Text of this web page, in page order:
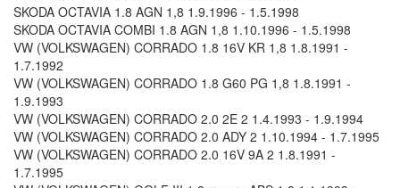
SKODA OCTAVIA 1.8 AGN 1,8 1.9.1996 - 1.5.1998
SKODA OCTAVIA COMBI 1.8 AGN 1,8 1.10.1996 - 1.5.1998
VW (VOLKSWAGEN) CORRADO 1.8 16V KR 1,8 1.8.1991 -
1.7.1992
VW (VOLKSWAGEN) CORRADO 1.8 G60 PG 1,8 1.8.1991 -
1.9.1993
VW (VOLKSWAGEN) CORRADO 2.0 2E 2 1.4.1993 - 1.9.1994
VW (VOLKSWAGEN) CORRADO 2.0 ADY 2 1.10.1994 - 1.7.1995
VW (VOLKSWAGEN) CORRADO 2.0 16V 9A 2 1.8.1991 -
1.7.1995